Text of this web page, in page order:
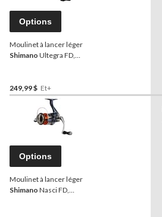
Options
Moulinet à lancer léger
Shimano Ultegra FD,
249,99 $ Et+
Options
Moulinet à lancer léger
Shimano Nasci FD,